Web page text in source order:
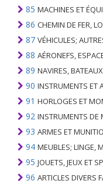
85 MACHINES ET ÉQUIPEMENTS ÉLECTRIQUES ET LEURS PARTIES; ENREGISTREURS
86 CHEMIN DE FER, LOCOMOTIVES DE TRAMWAY, MATÉRIEL ROULANT ET LEURS PARTIES;
87 VÉHICULES; AUTRES QUE LE
88 AÉRONEFS,
89 NAVIRES,
90 INSTRUMENTS ET APPAREILS OPTIQUES,
91 HORLOGES ET
92 INSTRUMENTS DE
93 ARMES ET
94 MEUBLES; LINGE, MATELAS, SUPPORTS DE MATELAS, COUSSINS ET
95 JOUETS, JEUX ET
96 ARTICLES DIVERS